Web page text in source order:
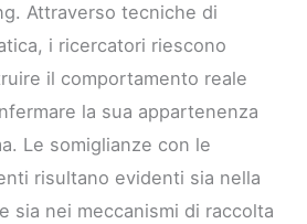
Attraverso tecniche di
i ricercatori riescono
il comportamento reale
la sua appartenenza
Le somiglianze con le
risultano evidenti sia nella
sia nei meccanismi di raccolta